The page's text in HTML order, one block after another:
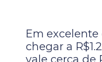
Em
chegar a
vale cerca de